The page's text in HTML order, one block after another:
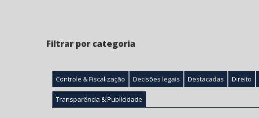
Filtrar por categoria
Controle & Fiscalização Decisões legais Destacadas Direito
Transparência & Publicidade